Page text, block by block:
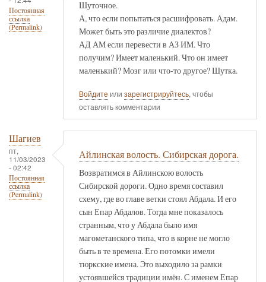
Постоянная
ссылка
(Permalink)
Шуточное.
А, что если попытаться расшифровать. Адам.
Может быть это различие диалектов?
АД АМ если перевести в АЗ ИМ. Что
получим? Имеет маленький. Что он имеет
маленький? Мозг или что-то другое? Шутка.
Войдите или зарегистрируйтесь, чтобы
оставлять комментарии
Шагиев
пт,
11/03/2023
- 02:42
Постоянная
ссылка
(Permalink)
Айлинская волость. Сибирская дорога.
Возвратимся в Айлинскою волость
Сибирской дороги. Одно время составил
схему, где во главе ветки стоял Абдала. И его
сын Епар Абдалов. Тогда мне показалось
странным, что у Абдала было имя
магометанского типа, что в корне не могло
быть в те времена. Его потомки имели
тюркские имена. Это выходило за рамки
устоявшейся традиции имён. С именем Епар